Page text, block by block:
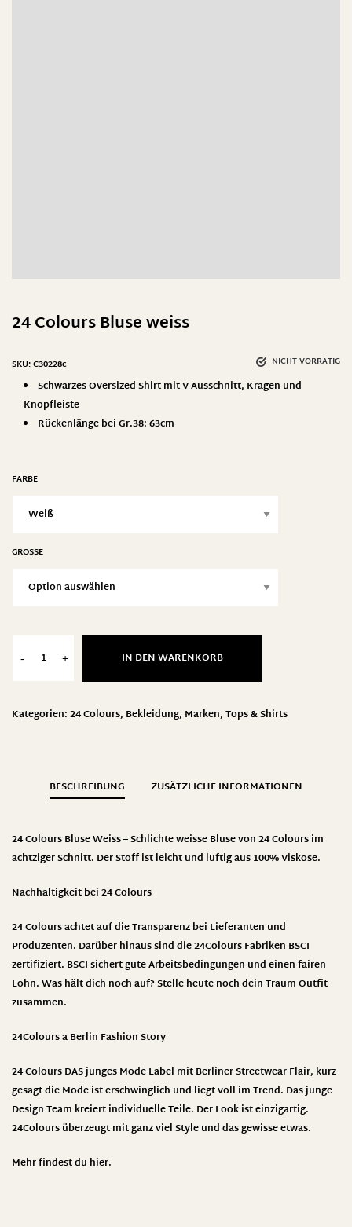
24 Colours Bluse weiss
NICHT VORRÄTIG
SKU:C30228c
Schwarzes Oversized Shirt mit V-Ausschnitt, Kragen und
Knopfleiste
Rückenlänge bei Gr.38: 63cm
FARBE
GRÖSSE
- + IN DEN WARENKORB
Kategorien:24 Colours, Bekleidung, Marken,Tops & Shirts
BESCHREIBUNG ZUSÄTZLICHE INFORMATIONEN
24 Colours Bluse Weiss – Schlichte weisse Bluse von 24 Colours im
achtziger Schnitt. Der Stoff ist leicht und luftig aus 100% Viskose.
Nachhaltigkeit bei 24 Colours
24 Colours achtet auf die Transparenz bei Lieferanten und
Produzenten. Darüber hinaus sind die 24Colours Fabriken BSCI
zertifiziert. BSCI sichert gute Arbeitsbedingungen und einen fairen
Lohn. Was hält dich noch auf? Stelle heute noch dein Traum Outfit
zusammen.
24Coloursa Berlin Fashion Story
24 Colours DAS junges Mode Label mit Berliner Streetwear Flair, kurz
gesagt die Mode ist erschwinglich und liegt voll im Trend. Das junge
Design Team kreiert individuelle Teile. Der Look ist einzigartig.
24Colours überzeugt mit ganz viel Style und das gewisse etwas.
Mehr findest du hier.